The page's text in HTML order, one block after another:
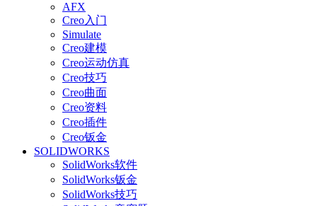
AFX
Creo入门
Simulate
Creo建模
Creo运动仿真
Creo技巧
Creo曲面
Creo资料
Creo插件
Creo钣金
SOLIDWORKS
SolidWorks软件
SolidWorks钣金
SolidWorks技巧